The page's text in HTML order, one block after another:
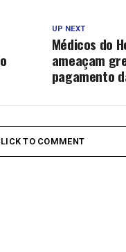
UP NEXT
Médicos do
ameaçam
pagamento
TO COMMENT